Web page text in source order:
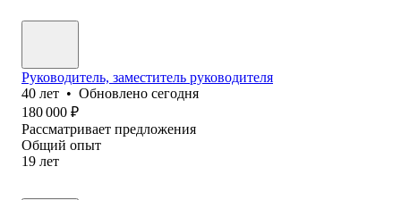
Руководитель, заместитель руководителя
40 лет • Обновлено сегодня
180 000 ₽
Рассматривает предложения
Общий опыт
19 лет